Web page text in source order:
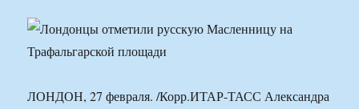
ЛОНДОН, 27 февраля. /Корр.ИТАР-ТАСС Александра